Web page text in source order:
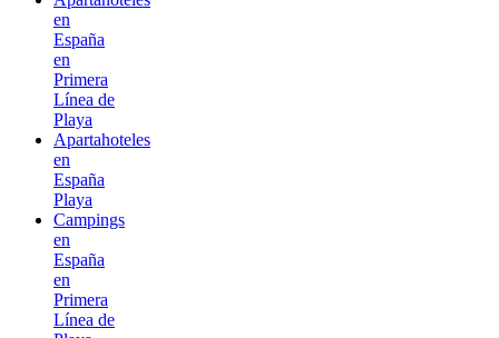
en
España
en
Primera
Línea de
Playa
Apartahoteles
en
España
Playa
Campings
en
España
en
Primera
Línea de